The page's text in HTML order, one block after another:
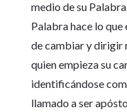
medio de su
Palabra hace lo que
de cambiar y dirigir
quien empieza su
identificándose
llamado a ser